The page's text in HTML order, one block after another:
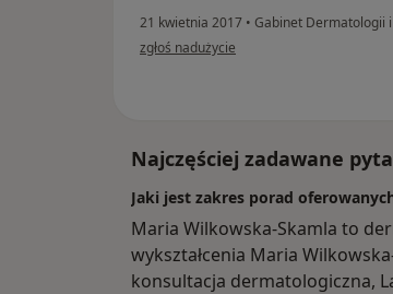
21 kwietnia 2017 • Gabinet Dermatologii
w opinii użytkownika Barbara
zgłoś nadużycie
Najczęściej zadawane
Jaki jest zakres porad
Maria Wilkowska-Skamla to
wykształcenia Maria
konsultacja dermatologiczna,